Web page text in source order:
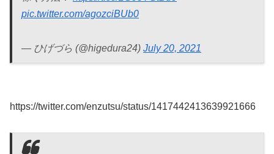
pic.twitter.com/agozciBUb0
— ひげづら (@higedura24) July 20, 2021
https://twitter.com/enzutsu/status/1417442413639921666